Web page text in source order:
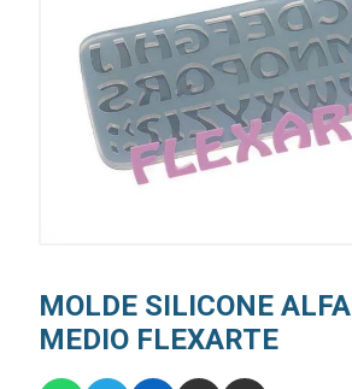
MOLDE SILICONE
MEDIO FLEXARTE